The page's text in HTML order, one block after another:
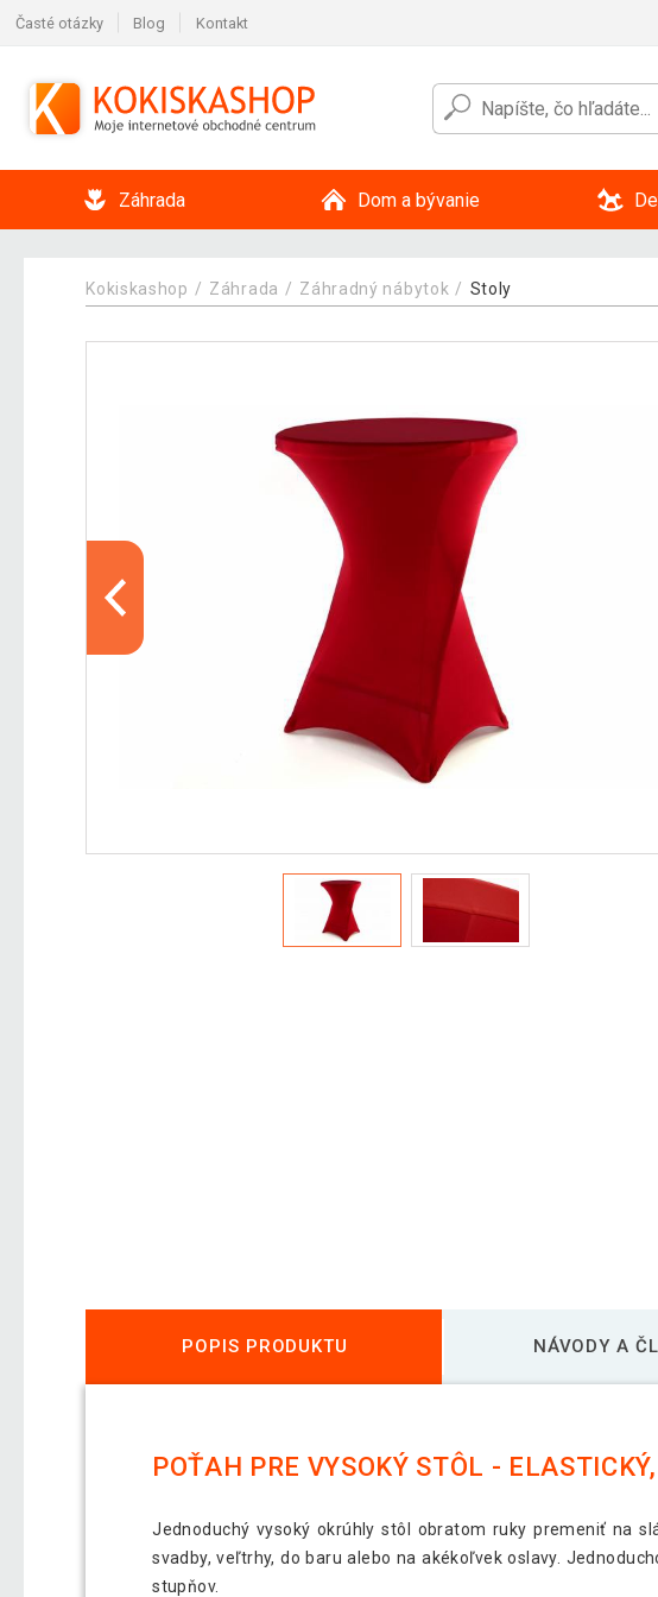
Časté otázky Blog Kontakt
Záhrada Dom a bývanie
Kokiskashop Záhrada Záhradný nábytok Stoly
POPIS PRODUKTU NÁVODY A
POŤAH PRE VYSOKÝ STÔL -
Jednoduchý vysoký okrúhly stôl obratom ruky premeniť na
svadby, veľtrhy, do baru alebo na akékoľvek oslavy.
stupňov.